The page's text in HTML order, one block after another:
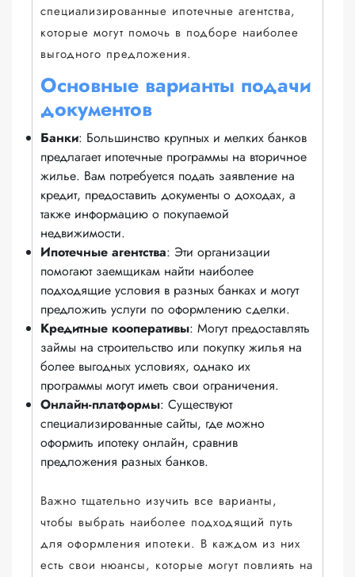
специализированные ипотечные агентства,
которые могут помочь в подборе наиболее
выгодного предложения.
Основные варианты подачи
документов
Банки: Большинство крупных и мелких банков
предлагает ипотечные программы на вторичное
жилье. Вам потребуется подать заявление на
кредит, предоставить документы о доходах, а
также информацию о покупаемой
недвижимости.
Ипотечные агентства: Эти организации
помогают заемщикам найти наиболее
подходящие условия в разных банках и могут
предложить услуги по оформлению сделки.
Кредитные кооперативы: Могут предоставлять
займы на строительство или покупку жилья на
более выгодных условиях, однако их
программы могут иметь свои ограничения.
Онлайн-платформы: Существуют
специализированные сайты, где можно
оформить ипотеку онлайн, сравнив
предложения разных банков.
Важно тщательно изучить все варианты,
чтобы выбрать наиболее подходящий путь
для оформления ипотеки. В каждом из них
есть свои нюансы, которые могут повлиять на